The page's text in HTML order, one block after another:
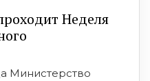
Неделя
Министерство